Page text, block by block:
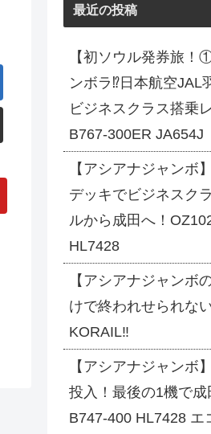
最近の投稿
【初ソウル発券旅！
ンボラ⁉日本航空JAL
ビジネスクラス搭乗
B767-300ER JA654J
【アシアナジャンボ
デッキでビジネスク
ルから成田へ！
HL7428
【アシアナジャンボ
けで終われせられな
KORAIL‼
【アシアナジャンボ
投入！最後の1機で成
B747-400 HL7428 エ